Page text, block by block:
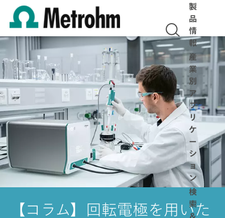
製
品
情
報
産
業
別
ア
プ
リ
ケ
ー
シ
ョ
ン
検
索
＆
【コラム】回転電極を用いた